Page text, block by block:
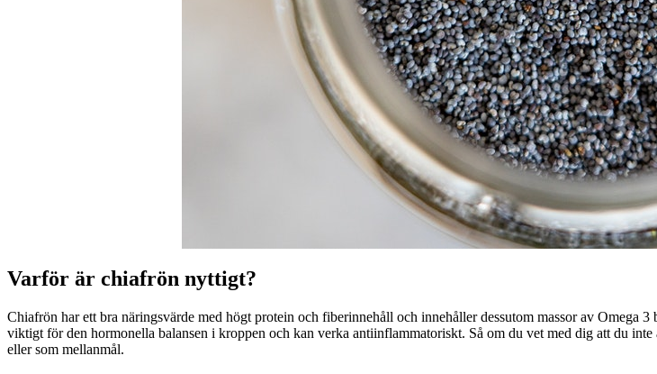
Varför är chiafrön nyttigt?
Chiafrön har ett bra näringsvärde med högt protein och fiberinnehåll och innehåller dessutom massor av Omega 3
viktigt för den hormonella balansen i kroppen och kan verka antiinflammatoriskt. Så om du vet med dig att du
eller som mellanmål.